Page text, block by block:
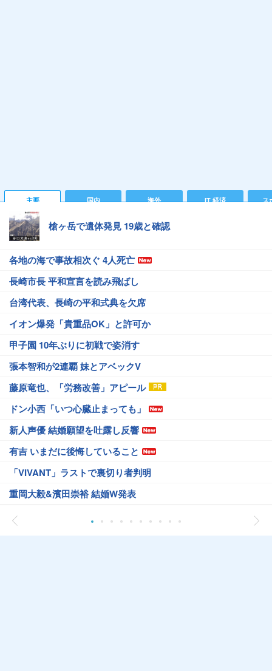
主要 国内 海外 IT 経済 ス
槍ヶ岳で遺体発見 19歳と確認
各地の海で事故相次ぐ 4人死亡
長崎市長 平和宣言を読み飛ばし
台湾代表、長崎の平和式典を欠席
イオン爆発「貴重品OK」と許可か
甲子園 10年ぶりに初戦で姿消す
張本智和が2連覇 妹とアベックV
藤原竜也、「労務改善」アピール
ドン小西「いつ心臓止まっても」
新人声優 結婚願望を吐露し反響
有吉 いまだに後悔していること
「VIVANT」ラストで裏切り者判明
重岡大毅&濱田崇裕 結婚W発表